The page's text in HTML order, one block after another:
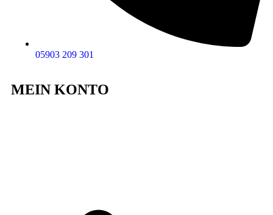
05903 209 301
MEIN KONTO